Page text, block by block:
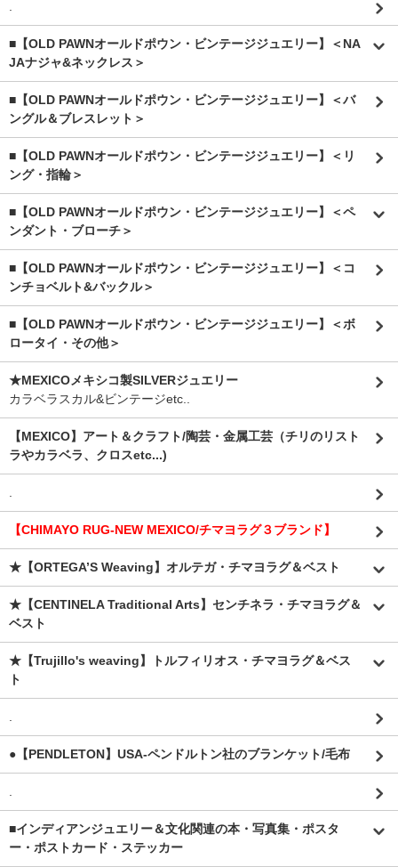
■【OLD PAWNオールドポウン・ビンテージジュエリー】＜NA
JAナジャ&ネックレス＞
■【OLD PAWNオールドポウン・ビンテージジュエリー】＜バ
ングル＆ブレスレット＞
■【OLD PAWNオールドポウン・ビンテージジュエリー】＜リ
ング・指輪＞
■【OLD PAWNオールドポウン・ビンテージジュエリー】＜ペ
ンダント・ブローチ＞
■【OLD PAWNオールドポウン・ビンテージジュエリー】＜コ
ンチョベルト&バックル＞
■【OLD PAWNオールドポウン・ビンテージジュエリー】＜ボ
ロータイ・その他＞
★MEXICOメキシコ製SILVERジュエリー
カラベラスカル&ビンテージetc..
【MEXICO】アート＆クラフト/陶芸・金属工芸（チリのリスト
ラやカラベラ、クロスetc...)
【CHIMAYO RUG-NEW MEXICO/チマヨラグ３ブランド】
★【ORTEGA’S Weaving】オルテガ・チマヨラグ＆ベスト
★【CENTINELA Traditional Arts】センチネラ・チマヨラグ＆
ベスト
★【Trujillo's weaving】トルフィリオス・チマヨラグ＆ベス
ト
●【PENDLETON】USA-ペンドルトン社のブランケット/毛布
■インディアンジュエリー＆文化関連の本・写真集・ポスタ
ー・ポストカード・ステッカー